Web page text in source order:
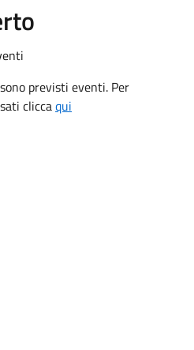
previsti eventi. Per
cliccaqui